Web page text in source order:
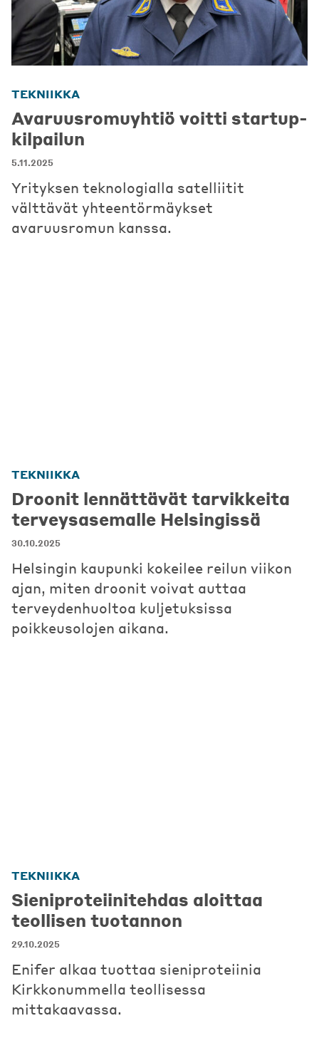
TEKNIIKKA
Avaruusromuyhtiö voitti startup-
kilpailun
5.11.2025
Yrityksen teknologialla satelliitit
välttävät yhteentörmäykset
avaruusromun kanssa.
TEKNIIKKA
Droonit lennättävät tarvikkeita
terveysasemalle Helsingissä
30.10.2025
Helsingin kaupunki kokeilee reilun viikon
ajan, miten droonit voivat auttaa
terveydenhuoltoa kuljetuksissa
poikkeusolojen aikana.
TEKNIIKKA
Sieniproteiinitehdas aloittaa
teollisen tuotannon
29.10.2025
Enifer alkaa tuottaa sieniproteiinia
Kirkkonummella teollisessa
mittakaavassa.